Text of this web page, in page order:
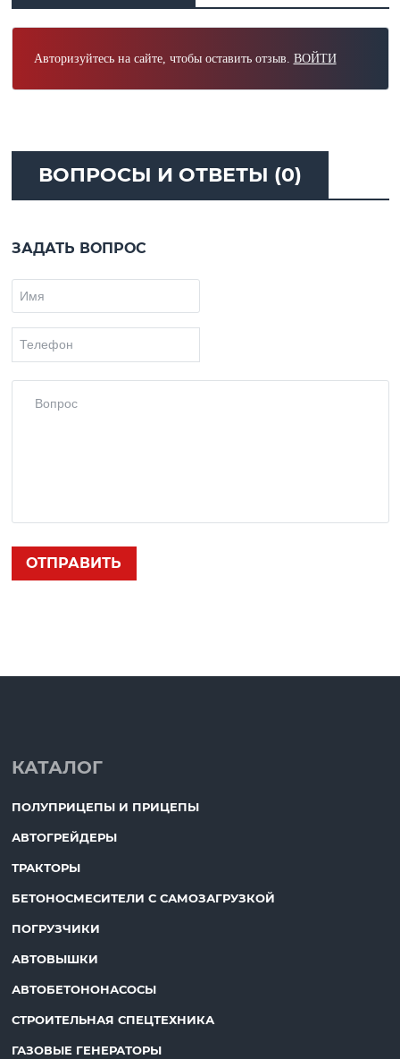
Авторизуйтесь на сайте, чтобы оставить отзыв. ВОЙТИ
ВОПРОСЫ И ОТВЕТЫ (0)
ЗАДАТЬ ВОПРОС
КАТАЛОГ
ПОЛУПРИЦЕПЫ И ПРИЦЕПЫ
АВТОГРЕЙДЕРЫ
ТРАКТОРЫ
БЕТОНОСМЕСИТЕЛИ С САМОЗАГРУЗКОЙ
ПОГРУЗЧИКИ
АВТОВЫШКИ
АВТОБЕТОНОНАСОСЫ
СТРОИТЕЛЬНАЯ СПЕЦТЕХНИКА
ГАЗОВЫЕ ГЕНЕРАТОРЫ